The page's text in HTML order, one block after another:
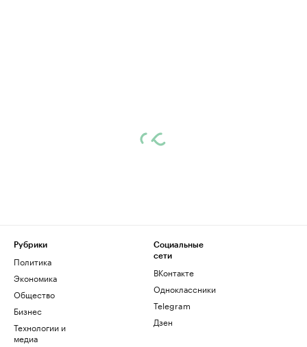
Рубрики
Политика
Экономика
Общество
Бизнес
Технологии и
медиа
Социальные
сети
ВКонтакте
Одноклассники
Telegram
Дзен